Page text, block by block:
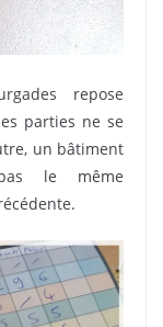
repose
parties ne se
un bâtiment
le même